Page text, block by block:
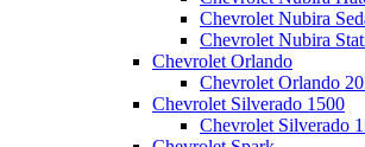
Chevrolet Nubira
Chevrolet Nubira
Chevrolet Orlando
Chevrolet Orlando
Chevrolet Silverado 1500
Chevrolet Silverado